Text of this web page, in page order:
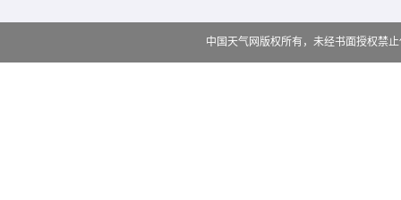
中国天气网版权所有，未经书面授权